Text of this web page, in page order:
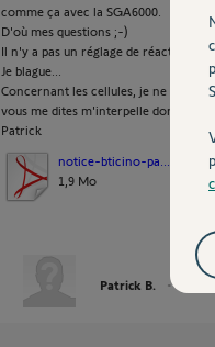
comme ça avec la SGA6000.
D'où mes questions ;-)
Il n'y a pas un réglage de réactivité
Je blague...
Concernant les cellules, je ne les
vous me dites m'interpelle donc, on
Patrick
notice-bticino-pa...
1,9 Mo
Patrick B.